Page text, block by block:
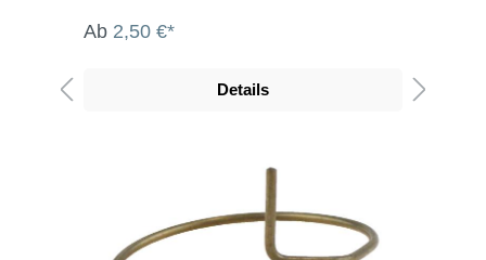
Ab 2,50 €*
Details